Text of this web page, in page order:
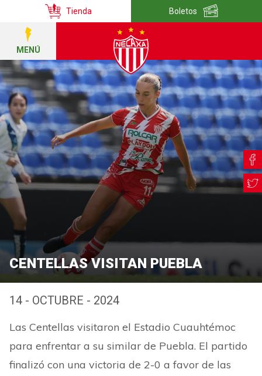
Tienda Boletos
MENÚ
CENTELLAS VISITAN PUEBLA
14 - OCTUBRE - 2024
Las Centellas visitaron el Estadio Cuauhtémoc
para enfrentar a su similar de Puebla. El partido
finalizó con una victoria de 2-0 a favor de las